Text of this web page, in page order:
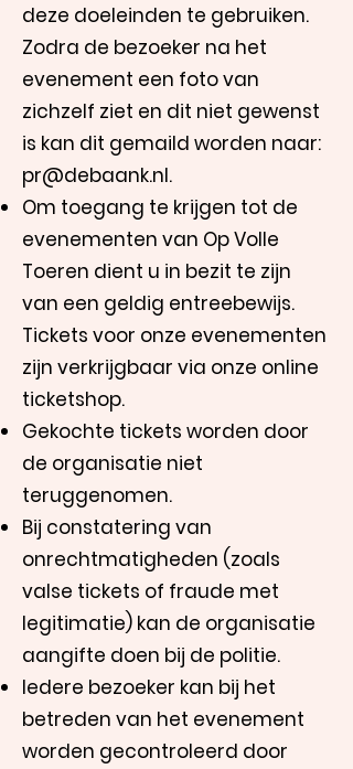
deze doeleinden te gebruiken.
Zodra de bezoeker na het
evenement een foto van
zichzelf ziet en dit niet gewenst
is kan dit gemaild worden naar:
pr@debaank.nl.
Om toegang te krijgen tot de
evenementen van Op Volle
Toeren dient u in bezit te zijn
van een geldig entreebewijs.
Tickets voor onze evenementen
zijn verkrijgbaar via onze online
ticketshop.
Gekochte tickets worden door
de organisatie niet
teruggenomen.
Bij constatering van
onrechtmatigheden (zoals
valse tickets of fraude met
legitimatie) kan de organisatie
aangifte doen bij de politie.
Iedere bezoeker kan bij het
betreden van het evenement
worden gecontroleerd door